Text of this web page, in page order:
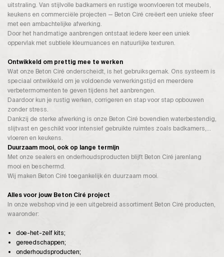
uitstraling. Van stijlvolle badkamers en rustige woonvloeren tot meubels,
keukens en commerciële projecten — Beton Ciré creëert een unieke sfeer
met een ambachtelijke afwerking.
Door het handmatige aanbrengen ontstaat iedere keer een uniek
oppervlak met subtiele kleurnuances en natuurlijke texturen.
Ontwikkeld om prettig mee te werken
Wat onze Beton Ciré onderscheidt, is het gebruiksgemak. Ons systeem is
speciaal ontwikkeld om je voldoende verwerkingstijd en meerdere
verbetermomenten te geven tijdens het aanbrengen.
Daardoor kun je rustig werken, corrigeren en stap voor stap opbouwen
zonder stress.
Dankzij de sterke afwerking is onze Beton Ciré bovendien waterbestendig,
slijtvast en geschikt voor intensief gebruikte ruimtes zoals badkamers,
vloeren en keukens.
Duurzaam mooi, ook op lange termijn
Met onze sealers en onderhoudsproducten blijft Beton Ciré jarenlang
mooi en beschermd.
Wij maken Beton Ciré toegankelijk én duurzaam mooi.
Alles voor jouw Beton Ciré project
In onze webshop vind je een uitgebreid assortiment Beton Ciré producten,
waaronder:
doe-het-zelf kits;
gereedschappen;
onderhoudsproducten;